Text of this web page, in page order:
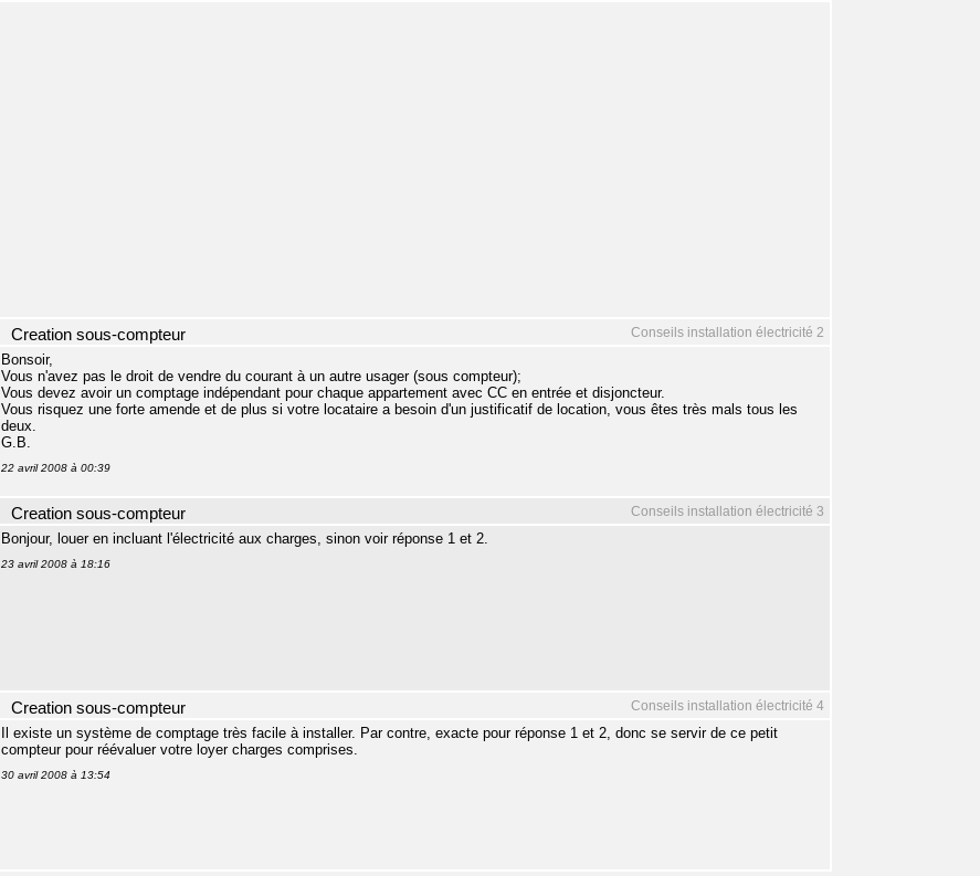
Conseils installation électricité 2
Creation sous-compteur
Bonsoir,
Vous n'avez pas le droit de vendre du courant à un autre usager (sous compteur);
Vous devez avoir un comptage indépendant pour chaque appartement avec CC en entrée et disjoncteur.
Vous risquez une forte amende et de plus si votre locataire a besoin d'un justificatif de location, vous êtes très mals tous les
deux.
G.B.
22 avril 2008 à 00:39
Conseils installation électricité 3
Creation sous-compteur
Bonjour, louer en incluant l'électricité aux charges, sinon voir réponse 1 et 2.
23 avril 2008 à 18:16
Conseils installation électricité 4
Creation sous-compteur
Il existe un système de comptage très facile à installer. Par contre, exacte pour réponse 1 et 2, donc se servir de ce petit
compteur pour réévaluer votre loyer charges comprises.
30 avril 2008 à 13:54